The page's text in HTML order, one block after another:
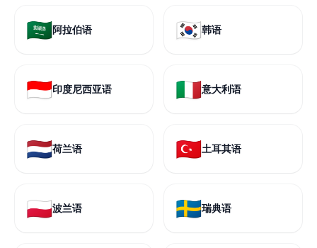
🇸🇦阿拉伯语 🇰🇷韩语
🇮🇩印度尼西亚语 🇮🇹意大利语
🇳🇱荷兰语 🇹🇷土耳其语
🇵🇱波兰语 🇸🇪瑞典语